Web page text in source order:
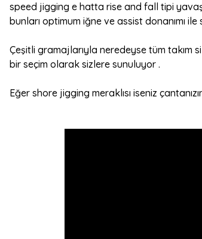
speed jigging e hatta rise and fall tipi
bunları optimum iğne ve assist donanımı
Çeşitli gramajlarıyla neredeyse tüm takım
bir seçim olarak sizlere sunuluyor .
Eğer shore jigging meraklısı iseniz